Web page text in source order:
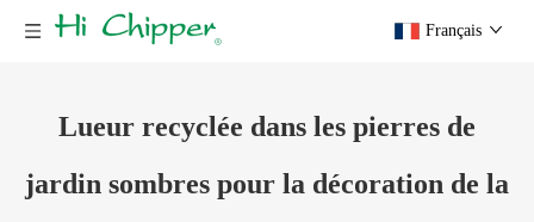
Français
Lueur recyclée dans les pierres de
jardin sombres pour la décoration de la